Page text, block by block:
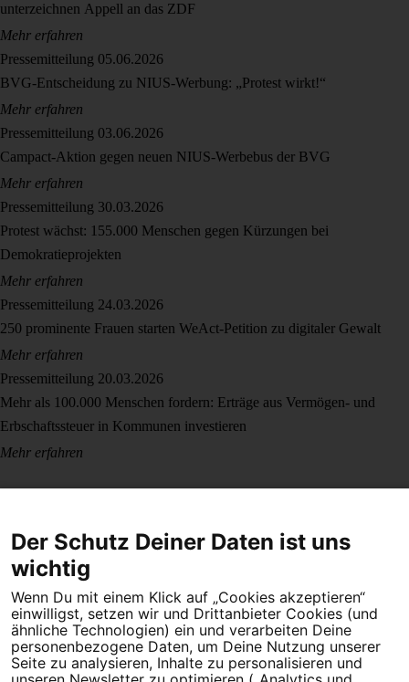
unterzeichnen Appell an das ZDF
Mehr erfahren
Pressemitteilung 05.06.2026
BVG-Entscheidung zu NIUS-Werbung: „Protest wirkt!“
Mehr erfahren
Pressemitteilung 03.06.2026
Campact-Aktion gegen neuen NIUS-Werbebus der BVG
Mehr erfahren
Pressemitteilung 30.03.2026
Protest wächst: 155.000 Menschen gegen Kürzungen bei
Demokratieprojekten
Mehr erfahren
Pressemitteilung 24.03.2026
250 prominente Frauen starten WeAct-Petition zu digitaler Gewalt
Mehr erfahren
Pressemitteilung 20.03.2026
Mehr als 100.000 Menschen fordern: Erträge aus Vermögen- und
Erbschaftssteuer in Kommunen investieren
Mehr erfahren
Dein Engagement macht den Unterschied. Schließe Dich 4,5
Millionen Menschen an.
Newsletter bestellen
Der Schutz Deiner Daten ist uns
wichtig
Wenn Du mit einem Klick auf „Cookies akzeptieren“
einwilligst, setzen wir und Drittanbieter Cookies (und
ähnliche Technologien) ein und verarbeiten Deine
personenbezogene Daten, um Deine Nutzung unserer
Seite zu analysieren, Inhalte zu personalisieren und